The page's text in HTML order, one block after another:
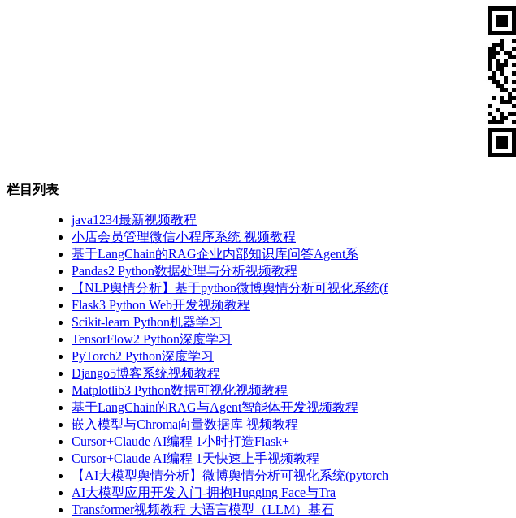
栏目列表
java1234最新视频教程
小店会员管理微信小程序系统 视频教程
基于LangChain的RAG企业内部知识库问答Agent系
Pandas2 Python数据处理与分析视频教程
【NLP舆情分析】基于python微博舆情分析可视化系统(f
Flask3 Python Web开发视频教程
Scikit-learn Python机器学习
TensorFlow2 Python深度学习
PyTorch2 Python深度学习
Django5博客系统视频教程
Matplotlib3 Python数据可视化视频教程
基于LangChain的RAG与Agent智能体开发视频教程
嵌入模型与Chroma向量数据库 视频教程
Cursor+Claude AI编程 1小时打造Flask+
Cursor+Claude AI编程 1天快速上手视频教程
【AI大模型舆情分析】微博舆情分析可视化系统(pytorch
AI大模型应用开发入门-拥抱Hugging Face与Tra
Transformer视频教程 大语言模型（LLM）基石